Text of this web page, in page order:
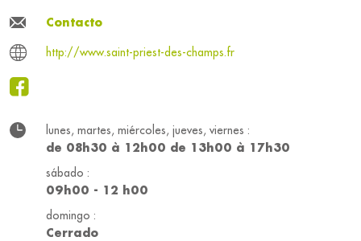
Contacto
http://www.saint-priest-des-champs.fr
lunes, martes, miércoles, jueves, viernes :
de 08h30 à 12h00 de 13h00 à 17h30
sábado :
09h00 - 12 h00
domingo :
Cerrado